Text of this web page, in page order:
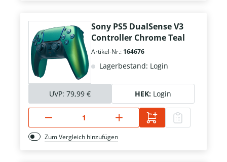
Sony PS5 DualSense V3
Controller Chrome Teal
Artikel-Nr.: 164676
Lagerbestand: Login
UVP: 79,99 € HEK: Login
Zum Vergleich hinzufügen